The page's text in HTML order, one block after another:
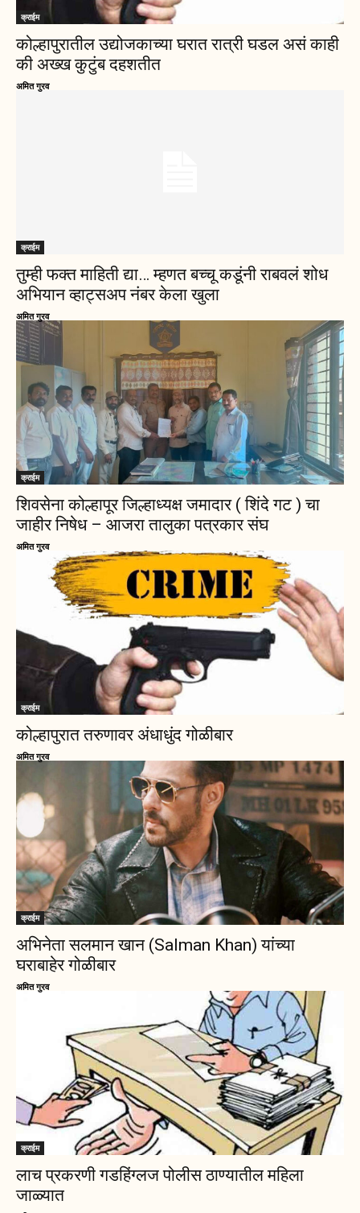
क्राईम
कोल्हापुरातील उद्योजकाच्या घरात रात्री घडल असं काही
की अख्ख कुटुंब दहशतीत
अमित गुरव
क्राईम
तुम्ही फक्त माहिती द्या… म्हणत बच्चू कडूंनी राबवलं शोध
अभियान व्हाट्सअप नंबर केला खुला
अमित गुरव
क्राईम
शिवसेना कोल्हापूर जिल्हाध्यक्ष जमादार ( शिंदे गट ) चा
जाहीर निषेध – आजरा तालुका पत्रकार संघ
अमित गुरव
क्राईम
कोल्हापुरात तरुणावर अंधाधुंद गोळीबार
अमित गुरव
क्राईम
अभिनेता सलमान खान (Salman Khan) यांच्या
घराबाहेर गोळीबार
अमित गुरव
क्राईम
लाच प्रकरणी गडहिंग्लज पोलीस ठाण्यातील महिला
जाळ्यात